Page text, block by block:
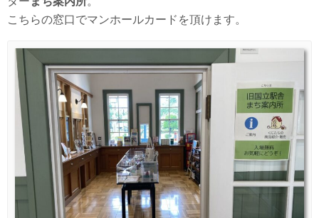
こちらの窓口でマンホールカードを頂けます。